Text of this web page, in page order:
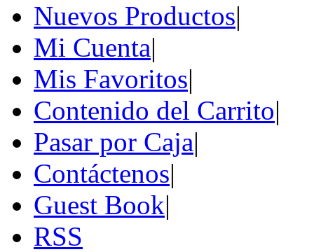
Nuevos Productos|
Mi Cuenta|
Mis Favoritos|
Contenido del Carrito|
Pasar por Caja|
Contáctenos|
Guest Book|
RSS